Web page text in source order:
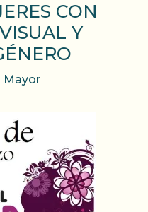
CON
Y
Mayor